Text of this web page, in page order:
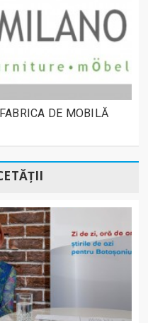
DE MOBILĂ